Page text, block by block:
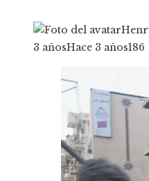
3 añosHace 3 años186